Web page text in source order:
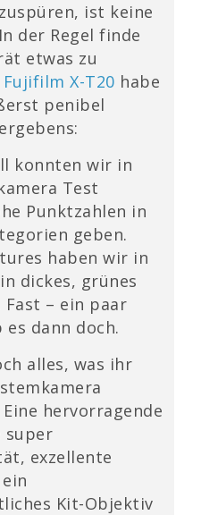
ist keine
der Regel finde
etwas zu
Fujifilm X-T20 habe
penibel
konnten wir in
Test
Punktzahlen in
geben.
haben wir in
dickes, grünes
Fast – ein paar
dann doch.
alles, was ihr
hervorragende
super
exzellente
Kit-Objektiv